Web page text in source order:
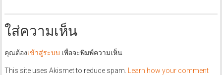
ใส่ความเห็น
คุณต้องเข้าสู่ระบบ เพื่อจะพิมพ์ความเห็น
This site uses Akismet to reduce spam.
Learn how your comment